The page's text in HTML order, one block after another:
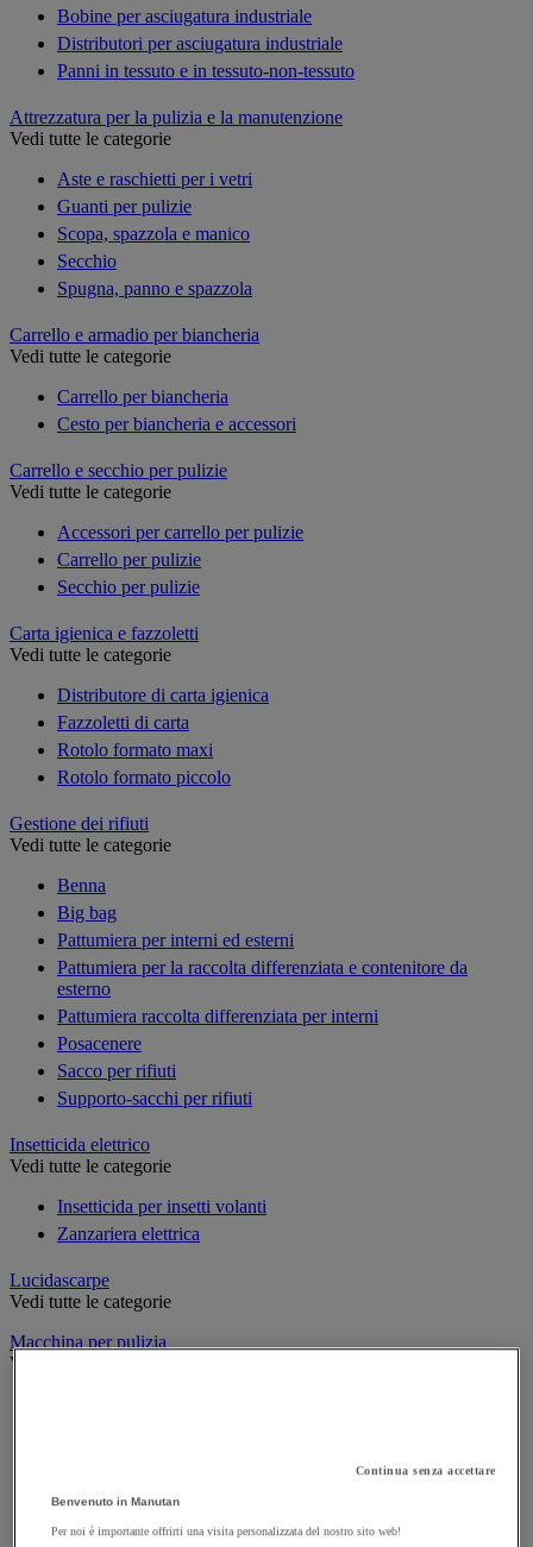
Bobine per asciugatura industriale
Distributori per asciugatura industriale
Panni in tessuto e in tessuto-non-tessuto
Attrezzatura per la pulizia e la manutenzione
Vedi tutte le categorie
Aste e raschietti per i vetri
Guanti per pulizie
Scopa, spazzola e manico
Secchio
Spugna, panno e spazzola
Carrello e armadio per biancheria
Vedi tutte le categorie
Carrello per biancheria
Cesto per biancheria e accessori
Carrello e secchio per pulizie
Vedi tutte le categorie
Accessori per carrello per pulizie
Carrello per pulizie
Secchio per pulizie
Carta igienica e fazzoletti
Vedi tutte le categorie
Distributore di carta igienica
Fazzoletti di carta
Rotolo formato maxi
Rotolo formato piccolo
Gestione dei rifiuti
Vedi tutte le categorie
Benna
Big bag
Pattumiera per interni ed esterni
Pattumiera per la raccolta differenziata e contenitore da
esterno
Pattumiera raccolta differenziata per interni
Posacenere
Sacco per rifiuti
Supporto-sacchi per rifiuti
Insetticida elettrico
Vedi tutte le categorie
Insetticida per insetti volanti
Zanzariera elettrica
Lucidascarpe
Vedi tutte le categorie
Macchina per pulizia
Vedi tutte le categorie
Spazzatrice
Continua senza accettare
Benvenuto in Manutan
Per noi è importante offrirti una visita personalizzata del nostro sito web!